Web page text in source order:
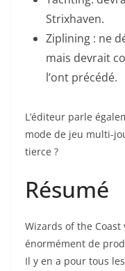
Strixhaven.
Ziplining : ne
mais devrait
l’ont précédé.
L’éditeur parle
mode de jeu multi-
tierce ?
Résumé
Wizards of the Coast
énormément de
Il y en a pour tous